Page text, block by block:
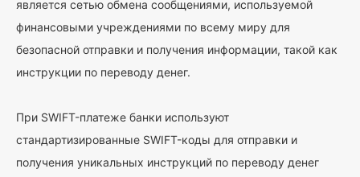
является сетью обмена сообщениями, используемой
финансовыми учреждениями по всему миру для
безопасной отправки и получения информации, такой как
инструкции по переводу денег.
При SWIFT-платеже банки используют
стандартизированные SWIFT-коды для отправки и
получения уникальных инструкций по переводу денег